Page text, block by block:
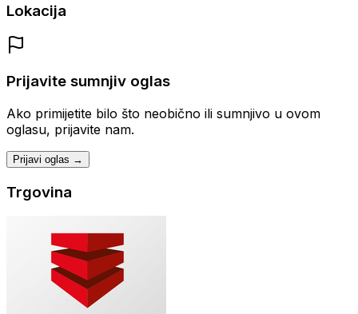
Lokacija
Prijavite sumnjiv oglas
Ako primijetite bilo što neobično ili sumnjivo u ovom
oglasu, prijavite nam.
Prijavi oglas →
Trgovina